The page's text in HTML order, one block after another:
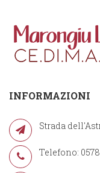
INFORMAZIONI
Strada
Telefono: 0578